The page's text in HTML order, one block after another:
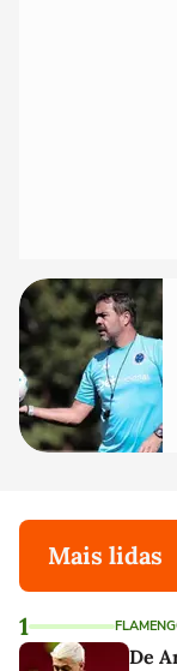
Mais lidas
1
De